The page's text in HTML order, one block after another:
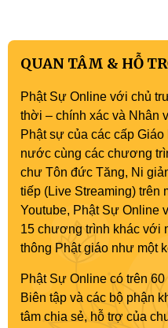
QUAN TÂM & HỖ
Phật Sự Online với chủ
thời – chính xác và Nhân
Phật sự của các cấp
nước cùng các chương
chư Tôn đức Tăng, Ni
tiếp (Live Streaming) trên
Youtube, Phật Sự Online
15 chương trình khác với
thông Phật giáo như một
Phật Sự Online có trên
Biên tập và các bộ phận
tâm chia sẻ, hỗ trợ của